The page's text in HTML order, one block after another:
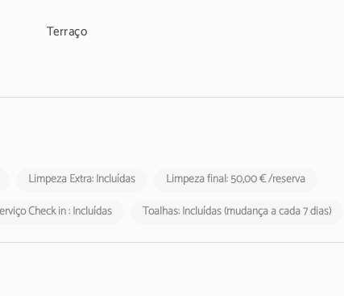
de 2024, deverá cobrada pelos empreendimentos turísticos e
Terraço
Limpeza Extra: Incluídas
Limpeza final: 50,00 € /reserva
Check in : Incluídas Toalhas: Incluídas (mudança a cada 7 dias)